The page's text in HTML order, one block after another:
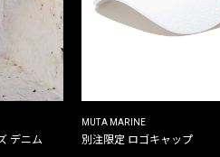
デニム
MUTA MARINE
別注限定 ロゴキャップ